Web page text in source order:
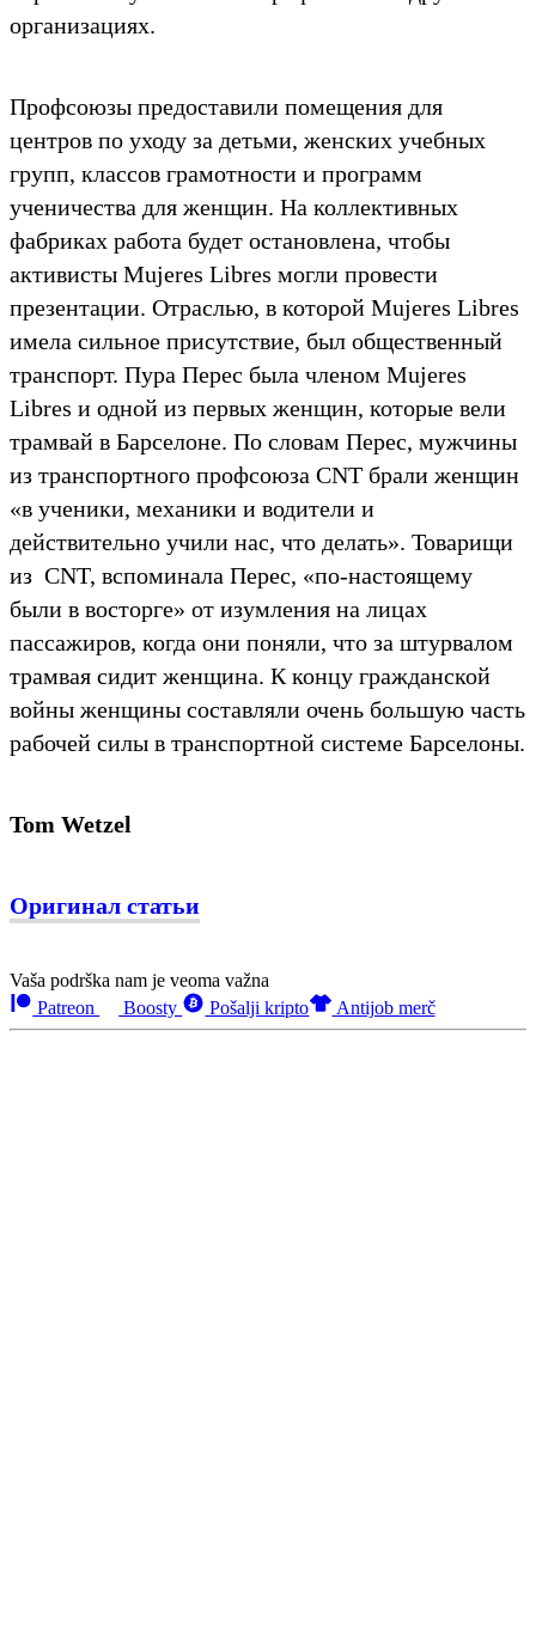
организациях.
Профсоюзы предоставили помещения для
центров по уходу за детьми, женских учебных
групп, классов грамотности и программ
ученичества для женщин. На коллективных
фабриках работа будет остановлена, чтобы
активисты Mujeres Libres могли провести
презентации. Отраслью, в которой Mujeres Libres
имела сильное присутствие, был общественный
транспорт. Пура Перес была членом Mujeres
Libres и одной из первых женщин, которые вели
трамвай в Барселоне. По словам Перес, мужчины
из транспортного профсоюза CNT брали женщин
«в ученики, механики и водители и
действительно учили нас, что делать». Товарищи
из CNT, вспоминала Перес, «по-настоящему
были в восторге» от изумления на лицах
пассажиров, когда они поняли, что за штурвалом
трамвая сидит женщина. К концу гражданской
войны женщины составляли очень большую часть
рабочей силы в транспортной системе Барселоны.
Tom Wetzel
Оригинал статьи
Vaša podrška nam je veoma važna
Patreon
Boosty Pošalji kripto Antijob merč